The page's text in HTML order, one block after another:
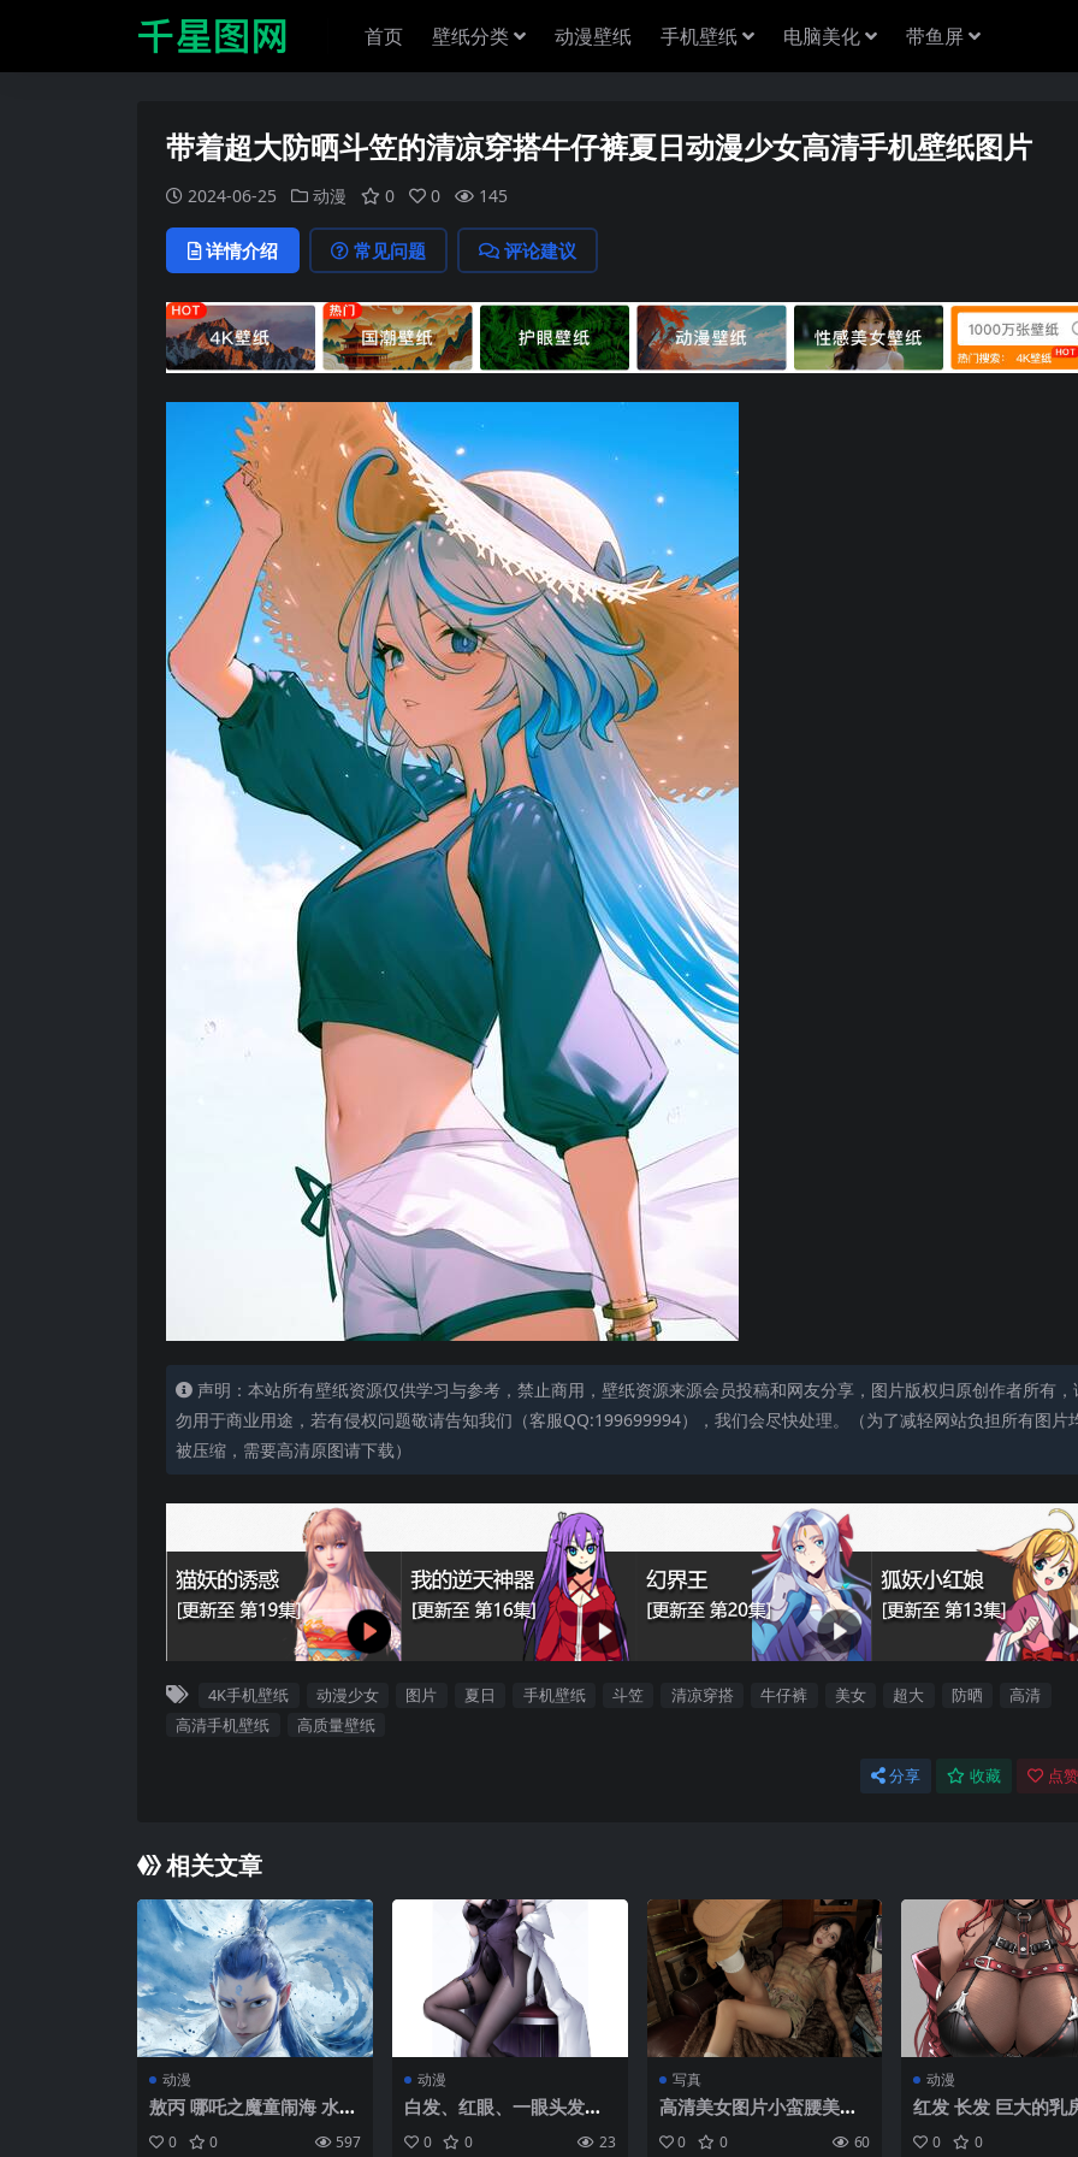
首页 壁纸分类 动漫壁纸 手机壁纸 电脑美化 带鱼屏
带着超大防晒斗笠的清凉穿搭牛仔裤夏日动漫少女高清手机壁纸图片
2024-06-25 动漫 0 0 145
详情介绍 常见问题 评论建议
声明：本站所有壁纸资源仅供学习与参考，禁止商用，壁纸资源来源会员投稿和网友分享，图片版权归原创作者所有，
勿用于商业用途，若有侵权问题敬请告知我们（客服QQ:199699994），我们会尽快处理。（为了减轻网站负担所有图片
被压缩，需要高清原图请下载）
4K手机壁纸 动漫少女 图片 夏日 手机壁纸 斗笠 清凉穿搭 牛仔裤 美女 超大 防晒
高清
高清手机壁纸
高质量壁纸
分享 收藏 点
相关文章
动漫
敖丙 哪吒之魔童闹海 水墨
0 0 597
动漫
白发、红眼、一眼头发、
耳朵、兔子套装、手套、
0 0 23
写真
高清美女图片小蛮腰美女
写真手机壁纸
0 0 60
动漫
红发 长发 巨大的乳
撑 深色皮肤
0 0